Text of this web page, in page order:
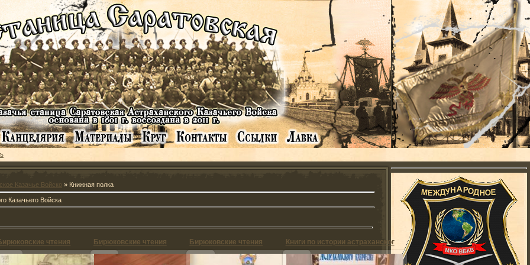
Казачье Войско » Книжная полка
Казачьего Войска
чтения Бирюковские чтения Бирюковские чтения Книги по истории астраханского казачества